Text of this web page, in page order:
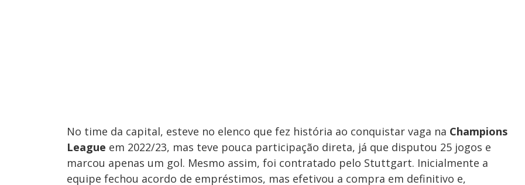
No time da capital, esteve no elenco que fez história ao conquistar vaga na Champions
League em 2022/23, mas teve pouca participação direta, já que disputou 25 jogos e
marcou apenas um gol. Mesmo assim, foi contratado pelo Stuttgart. Inicialmente a
equipe fechou acordo de empréstimos, mas efetivou a compra em definitivo e,